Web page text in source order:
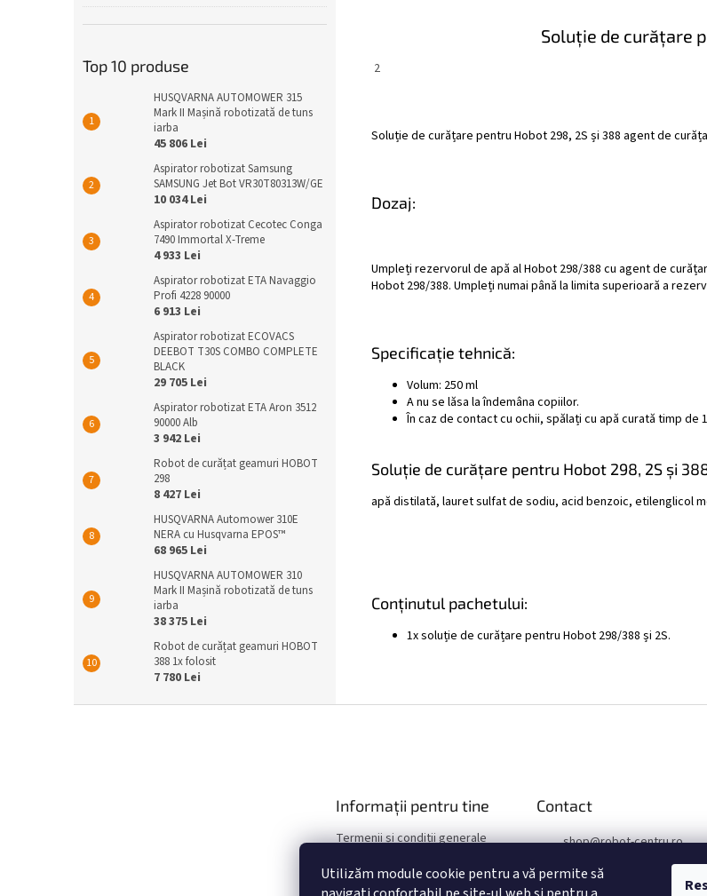
Utilizăm module cookie pentru a vă permite să
Top 10 produse
HUSQVARNA AUTOMOWER 315
Mark II Mașină robotizată de tuns
iarba
45 806 Lei
Aspirator robotizat Samsung
SAMSUNG Jet Bot VR30T80313W/GE
10 034 Lei
Aspirator robotizat Cecotec Conga
7490 Immortal X-Treme
4 933 Lei
Aspirator robotizat ETA Navaggio
Profi 4228 90000
6 913 Lei
Aspirator robotizat ECOVACS
DEEBOT T30S COMBO COMPLETE
BLACK
29 705 Lei
Aspirator robotizat ETA Aron 3512
90000 Alb
3 942 Lei
Robot de curățat geamuri HOBOT
298
8 427 Lei
HUSQVARNA Automower 310E
NERA cu Husqvarna EPOS™
68 965 Lei
HUSQVARNA AUTOMOWER 310
Mark II Mașină robotizată de tuns
iarba
38 375 Lei
Robot de curățat geamuri HOBOT
388 1x folosit
7 780 Lei
Soluție de curățare
2
Soluție de curățare pentru Hobot 298, 2S și 388 agent de
Dozaj:
Umpleți rezervorul de apă al Hobot 298/388 cu agent de
Hobot 298/388. Umpleți numai până la limita superioară a
Specificație tehnică:
Volum: 250 ml
A nu se lăsa la îndemâna copiilor.
În caz de contact cu ochii, spălați cu apă curată timp
Soluție de curățare pentru Hobot 298, 2S și
apă distilată, lauret sulfat de sodiu, acid benzoic, etilenglicol
Conținutul pachetului:
1x soluție de curățare pentru Hobot 298/388 și 2S.
Informații pentru tine
Termenii și condiții generale
Garantie si reclamatii
Contact
shop@robot-centru.ro
+421 949 25 46 88